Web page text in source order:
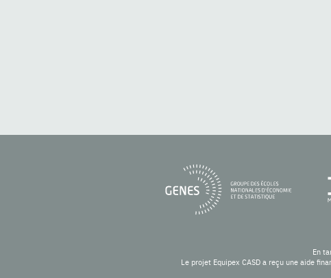
En
Le projet Equipex CASD a reçu une aide